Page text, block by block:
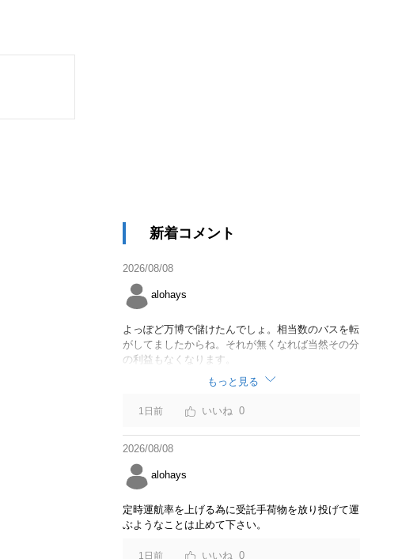
新着コメント
2026/08/08
alohays
よっぽど万博で儲けたんでしょ。相当数のバスを転
がしてましたからね。それが無くなれば当然その分
の利益もなくなります。
もっと見る
1日前 0
2026/08/08
alohays
定時運航率を上げる為に受託手荷物を放り投げて運
ぶようなことは止めて下さい。
1日前 0